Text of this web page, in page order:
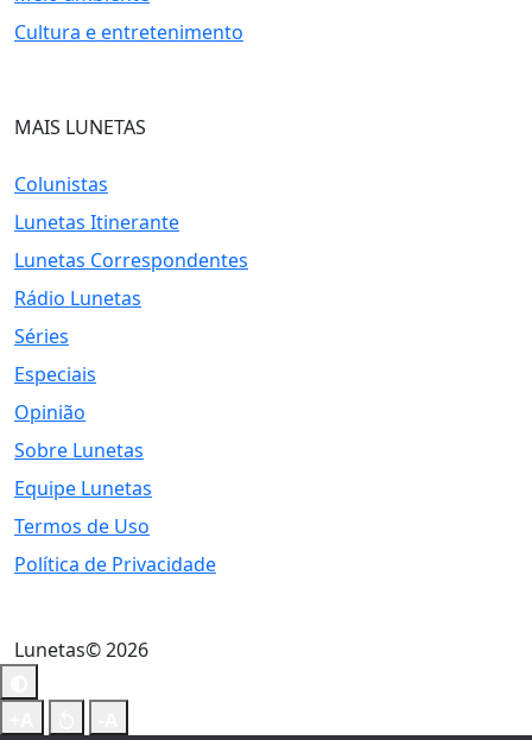
Cultura e entretenimento
MAIS LUNETAS
Colunistas
Lunetas Itinerante
Lunetas Correspondentes
Rádio Lunetas
Séries
Especiais
Opinião
Sobre Lunetas
Equipe Lunetas
Termos de Uso
Política de Privacidade
Lunetas© 2026